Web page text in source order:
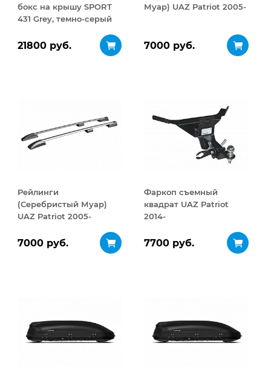
бокс на крышу SPORT
431 Grey, темно-серый
21800 руб.
Муар) UAZ Patriot 2005-
7000 руб.
Рейлинги
(Серебристый Муар)
UAZ Patriot 2005-
7000 руб.
Фаркоп съемный
квадрат UAZ Patriot
2014-
7700 руб.